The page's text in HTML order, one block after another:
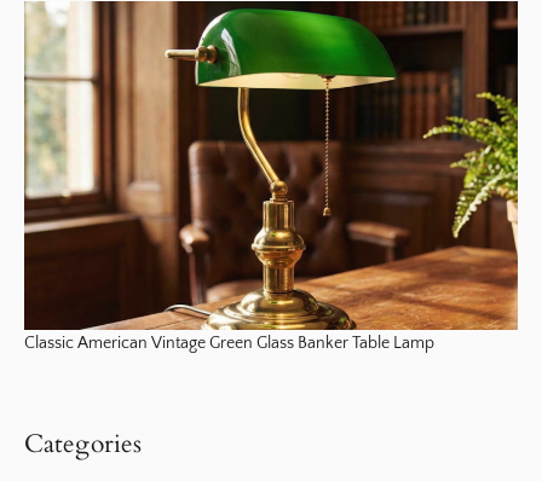
Classic American Vintage Green Glass Banker Table Lamp
Categories